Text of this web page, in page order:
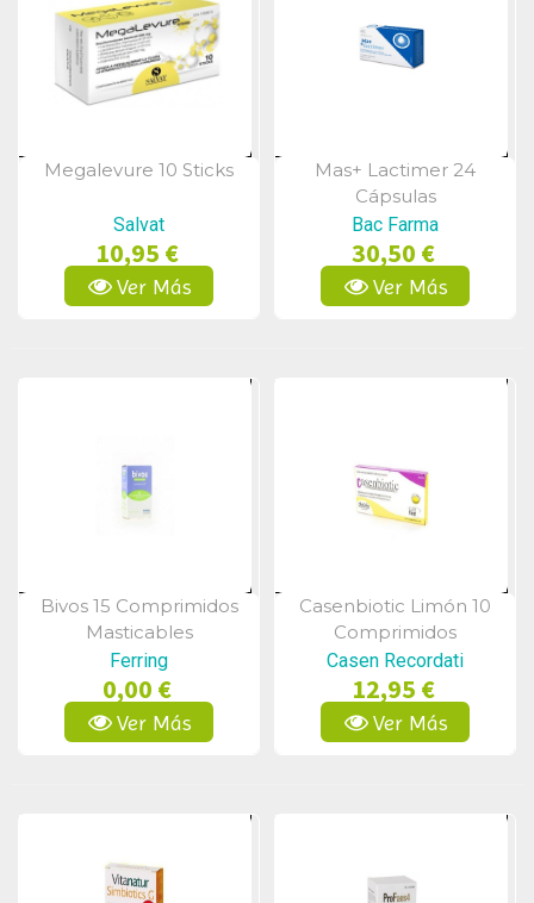
Vista Rápida
Megalevure 10 Sticks
Salvat
10,95 €
Ver Más
Vista Rápida
Mas+ Lactimer 24
Cápsulas
Bac Farma
30,50 €
Ver Más
Vista Rápida
Bivos 15 Comprimidos
Masticables
Ferring
0,00 €
Ver Más
Vista Rápida
Casenbiotic Limón 10
Comprimidos
Casen Recordati
12,95 €
Ver Más